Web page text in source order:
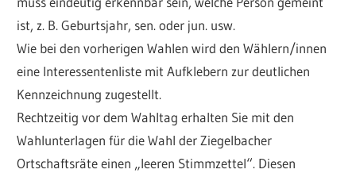
ist, z. B. Geburtsjahr, sen. oder jun. usw.
Wie bei den vorherigen Wahlen wird den Wählern/innen
eine Interessentenliste mit Aufklebern zur deutlichen
Kennzeichnung zugestellt.
Rechtzeitig vor dem Wahltag erhalten Sie mit den
Wahlunterlagen für die Wahl der Ziegelbacher
Ortschaftsräte einen „leeren Stimmzettel“. Diesen